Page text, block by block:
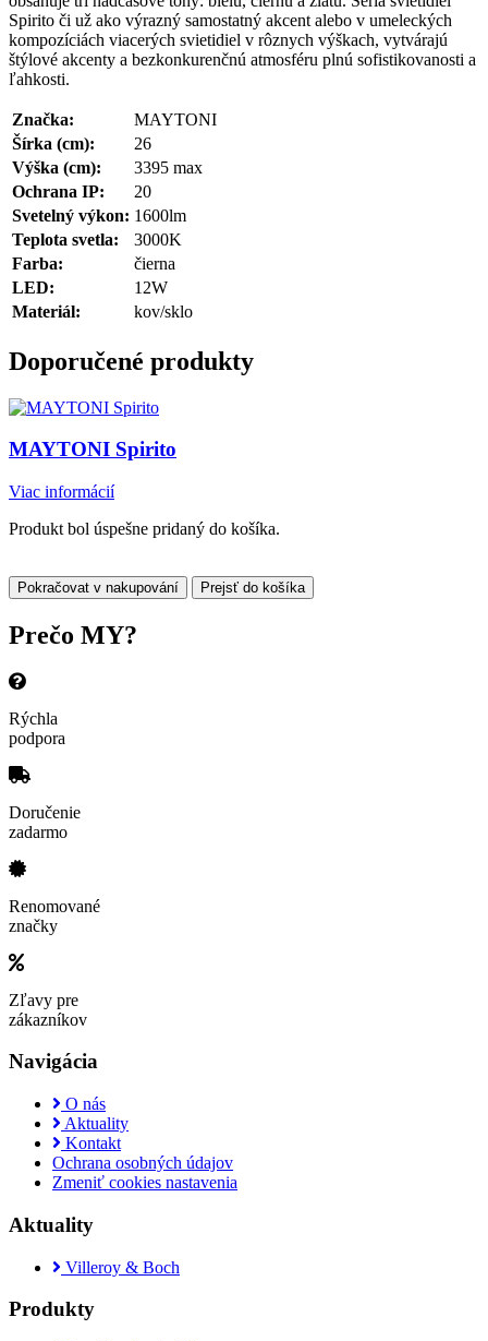
Spirito či už ako výrazný samostatný akcent alebo v umeleckých
kompozíciách viacerých svietidiel v rôznych výškach, vytvárajú
štýlové akcenty a bezkonkurenčnú atmosféru plnú sofistikovanosti a
ľahkosti.
Značka:
MAYTONI
Šírka (cm):
26
Výška (cm):
3395 max
Ochrana IP:
20
Svetelný výkon: 1600lm
Teplota svetla:
3000K
Farba:
čierna
LED:
12W
Materiál:
kov/sklo
Doporučené produkty
MAYTONI Spirito
Viac informácií
Produkt bol úspešne pridaný do košíka.
Pokračovat v nakupování Prejsť do košíka
Prečo MY?
Rýchla
podpora
Doručenie
zadarmo
Renomované
značky
Zľavy pre
zákazníkov
Navigácia
O nás
Aktuality
Kontakt
Ochrana osobných údajov
Zmeniť cookies nastavenia
Aktuality
Villeroy & Boch
Produkty